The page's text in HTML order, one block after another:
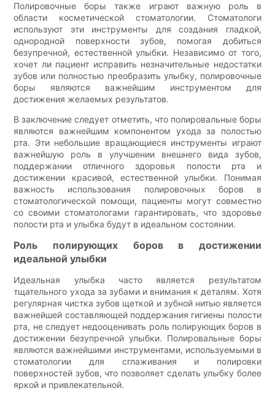
Полировочные боры также играют важную роль в
области косметической стоматологии. Стоматологи
используют эти инструменты для создания гладкой,
однородной поверхности зубов, помогая добиться
безупречной, естественной улыбки. Независимо от того,
хочет ли пациент исправить незначительные недостатки
зубов или полностью преобразить улыбку, полировочные
боры являются важнейшим инструментом для
достижения желаемых результатов.
В заключение следует отметить, что полировальные боры
являются важнейшим компонентом ухода за полостью
рта. Эти небольшие вращающиеся инструменты играют
важнейшую роль в улучшении внешнего вида зубов,
поддержании отличного здоровья полости рта и
достижении красивой, естественной улыбки. Понимая
важность использования полировочных боров в
стоматологической помощи, пациенты могут совместно
со своими стоматологами гарантировать, что здоровье
полости рта и улыбка будут в идеальном состоянии.
Роль полирующих боров в достижении
идеальной улыбки
Идеальная улыбка часто является результатом
тщательного ухода за зубами и внимания к деталям. Хотя
регулярная чистка зубов щеткой и зубной нитью является
важнейшей составляющей поддержания гигиены полости
рта, не следует недооценивать роль полирующих боров в
достижении безупречной улыбки. Полировальные боры
являются важнейшими инструментами, используемыми в
стоматологии для сглаживания и полировки
поверхностей зубов, что позволяет сделать улыбку более
яркой и привлекательной.